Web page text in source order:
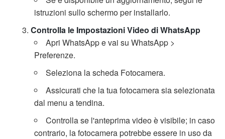
istruzioni sullo schermo per installarlo.
Controlla le Impostazioni Video di WhatsApp
Apri WhatsApp e vai su WhatsApp >
Preferenze.
Seleziona la scheda Fotocamera.
Assicurati che la tua fotocamera sia selezionata
dal menu a tendina.
Controlla se l'anteprima video è visibile; in caso
contrario, la fotocamera potrebbe essere in uso da